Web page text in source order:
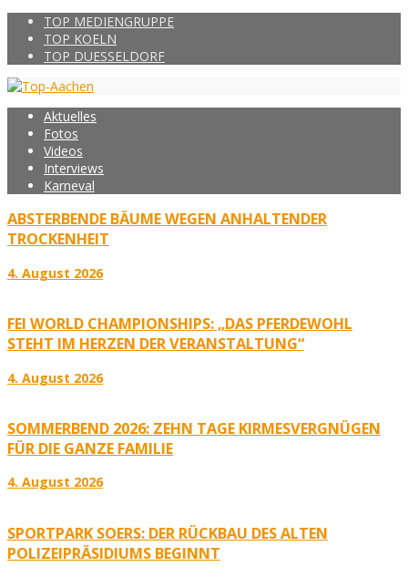
TOP MEDIENGRUPPE
TOP KOELN
TOP DUESSELDORF
Aktuelles
Fotos
Videos
Interviews
Karneval
ABSTERBENDE BÄUME WEGEN ANHALTENDER
TROCKENHEIT
4. August 2026
FEI WORLD CHAMPIONSHIPS: „DAS PFERDEWOHL
STEHT IM HERZEN DER VERANSTALTUNG“
4. August 2026
SOMMERBEND 2026: ZEHN TAGE KIRMESVERGNÜGEN
FÜR DIE GANZE FAMILIE
4. August 2026
SPORTPARK SOERS: DER RÜCKBAU DES ALTEN
POLIZEIPRÄSIDIUMS BEGINNT